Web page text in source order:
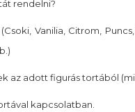
rendelni?
Vanilia, Citrom,
az adott figurás tortából
kapcsolatban.